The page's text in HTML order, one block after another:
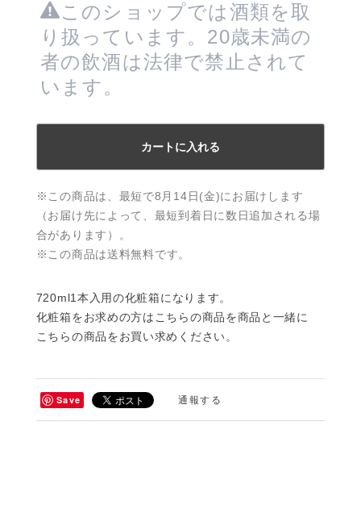
このショップでは酒類を取
り扱っています。20歳未満の
者の飲酒は法律で禁止されて
います。
カートに入れる
※この商品は、最短で8月14日(金)にお届けします
（お届け先によって、最短到着日に数日追加される場
合があります）。
※この商品は送料無料です。
720ml1本入用の化粧箱になります。
化粧箱をお求めの方はこちらの商品を商品と一緒に
こちらの商品をお買い求めください。
Save 通報する